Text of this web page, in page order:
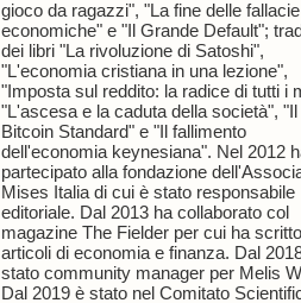
gioco da ragazzi", "La fine delle fallacie
economiche" e "Il Grande Default";
dei libri "La rivoluzione di Satoshi",
"L'economia cristiana in una lezione",
"Imposta sul reddito: la radice di tutti i
"L'ascesa e la caduta della società", "Il
Bitcoin Standard" e "Il fallimento
dell'economia keynesiana". Nel 2012
partecipato alla fondazione
Mises Italia di cui è stato responsabile
editoriale. Dal 2013 ha collaborato col
magazine The Fielder per cui ha scritto
articoli di economia e finanza. Dal
stato community manager per Melis
Dal 2019 è stato nel Comitato